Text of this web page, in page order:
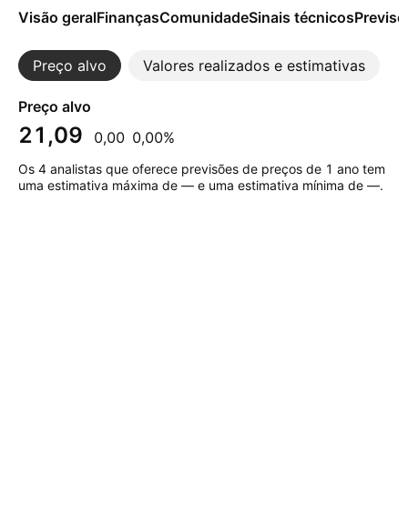
Visão geralFinançasComunidadeSinais técnicos
Preço alvo Valores realizados e estimativas
Preço alvo
21,09 0,00 0,00%
Os 4 analistas que oferece previsões de preços de 1 ano tem
uma estimativa máxima de — e uma estimativa mínima de —.